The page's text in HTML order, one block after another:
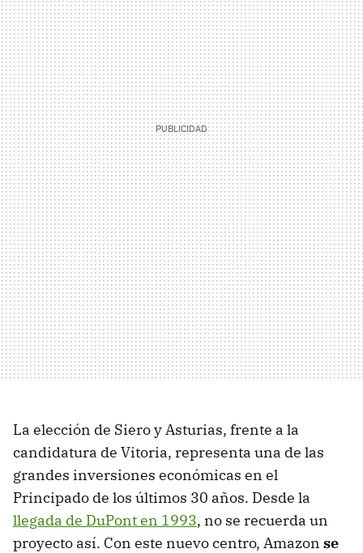
La elección de Siero y Asturias, frente a la
candidatura de Vitoria, representa una de las
grandes inversiones económicas en el
Principado de los últimos 30 años. Desde la
llegada de DuPont en 1993, no se recuerda un
proyecto así. Con este nuevo centro, Amazon se